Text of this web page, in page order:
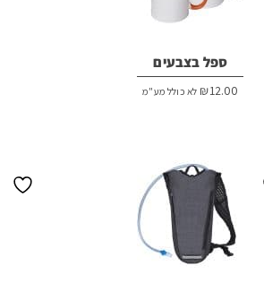
ספל בצבעים
₪12.00 לא כולל מע"מ